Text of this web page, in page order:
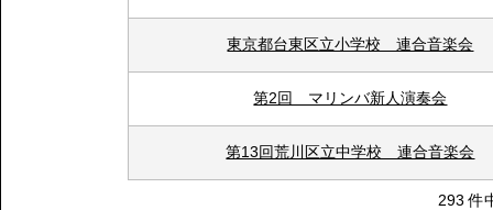
東京都台東区立小学校 連合音楽会
第2回 マリンバ新人演奏会
第13回荒川区立中学校 連合音楽会
293 件